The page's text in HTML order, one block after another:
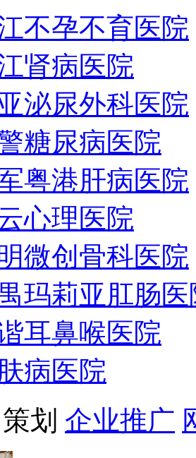
不孕不育医院
肾病医院
泌尿外科医院
糖尿病医院
粤港肝病医院
心理医院
微创骨科医院
玛莉亚肛肠医
耳鼻喉医院
病医院
策划 企业推广